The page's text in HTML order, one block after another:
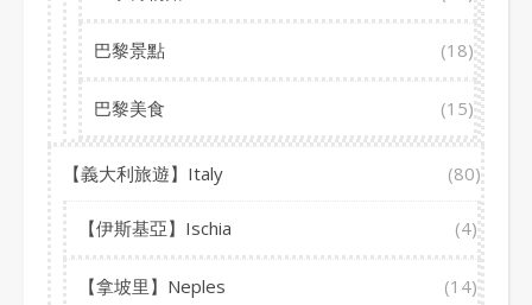
巴黎景點 (18)
巴黎美食 (15)
【義大利旅遊】Italy (80)
【伊斯基亞】Ischia (4)
【拿坡里】Neples (14)